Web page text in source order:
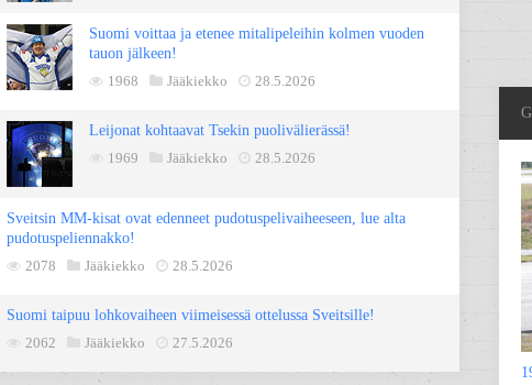
Suomi voittaa ja etenee mitalipeleihin kolmen vuoden
tauon jälkeen!
1968
Jääkiekko 28.5.2026
Leijonat kohtaavat Tsekin puolivälierässä!
1969
Jääkiekko 28.5.2026
Sveitsin MM-kisat ovat edenneet pudotuspelivaiheeseen, lue alta
pudotuspeliennakko!
2078
Jääkiekko 28.5.2026
Suomi taipuu lohkovaiheen viimeisessä ottelussa Sveitsille!
2062
Jääkiekko 27.5.2026